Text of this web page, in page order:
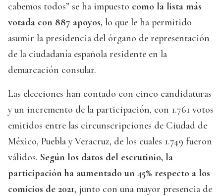
cabemos todos” se ha impuesto como la lista más
votada con 887 apoyos, lo que le ha permitido
asumir la presidencia del órgano de representación
de la ciudadanía española residente en la
demarcación consular.
Las elecciones han contado con cinco candidaturas
y un incremento de la participación, con 1.761 votos
emitidos entre las circunscripciones de Ciudad de
México, Puebla y Veracruz, de los cuales 1.749 fueron
válidos. Según los datos del escrutinio, la
participación ha aumentado un 45% respecto a los
comicios de 2021, junto con una mayor presencia de